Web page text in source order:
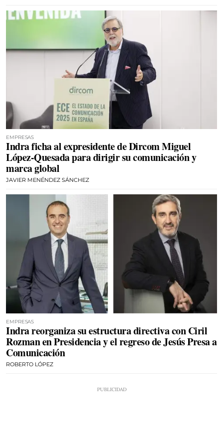
EMPRESAS
Indra ficha al expresidente de Dircom Miguel
López-Quesada para dirigir su comunicación y
marca global
JAVIER MENÉNDEZ SÁNCHEZ
EMPRESAS
Indra reorganiza su estructura directiva con Ciril
Rozman en Presidencia y el regreso de Jesús Presa a
Comunicación
ROBERTO LÓPEZ